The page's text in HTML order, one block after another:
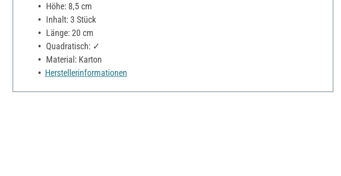
Höhe: 8,5 cm
Inhalt: 3 Stück
Länge: 20 cm
Quadratisch: ✓
Material: Karton
Herstellerinformationen